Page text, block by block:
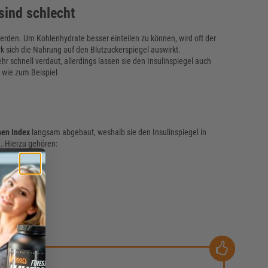
schlecht
Um Kohlenhydrate besser einteilen zu können, wird oft der
sich die Nahrung auf den Blutzuckerspiegel auswirkt.
schnell verdaut, allerdings lassen sie den Insulinspiegel auch
zum Beispiel
Index langsam abgebaut, weshalb sie den Insulinspiegel in
Hierzu gehören: